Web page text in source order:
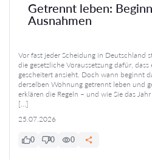
Getrennt leben:
Ausnahmen
Vor fast jeder Scheidung in Deutschland
die gesetzliche Voraussetzung dafür,
gescheitert ansieht. Doch wann beginnt
derselben Wohnung getrennt leben und
erklären die Regeln – und wie Sie das
[…]
25.07.2026
0 0 0